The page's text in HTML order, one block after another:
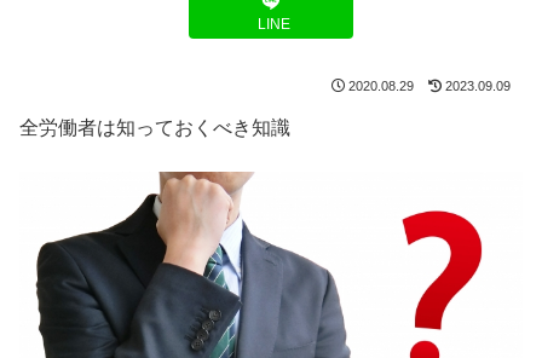
LINE
2020.08.29 2023.09.09
全労働者は知っておくべき知識